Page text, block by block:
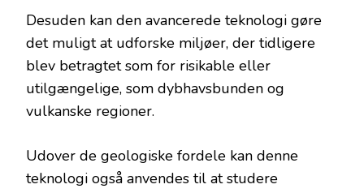
Desuden kan den avancerede teknologi gøre
det muligt at udforske miljøer, der tidligere
blev betragtet som for risikable eller
utilgængelige, som dybhavsbunden og
vulkanske regioner.
Udover de geologiske fordele kan denne
teknologi også anvendes til at studere